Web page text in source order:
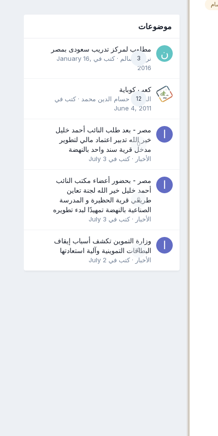
موضوعات
3
مطلوب لمركز تدريب سعودى بمصر
نرمين سالم · كتب في January 16,
2016
12
كعب كوباية
المدرب حسام الدين محمد · كتب في
June 4, 2011
0
مصر - بعد طلب النائب أحمد خليل
خير الله تدبير اعتماد مالي لتطوير
مدخل قرية سند واحد بالنهضة
الأخبار · كتب في July 3
0
مصر - بحضور أعضاء مكتب النائب
أحمد خليل خير الله لجنة تعاين
طريقي قرية الحظيرة و المدرسة
الصناعية بالنهضة تمهيدًا لبدء تطويره
الأخبار · كتب في July 3
0
وزارة التموين تكشف أسباب إيقاف
البطاقات التموينية وآلية استعادتها
الأخبار · كتب في July 2